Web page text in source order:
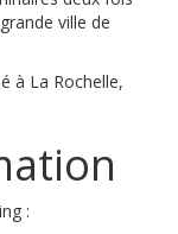
ville de
à La Rochelle,
: